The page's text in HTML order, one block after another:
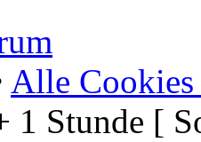
Alle Cookies
1 Stunde [